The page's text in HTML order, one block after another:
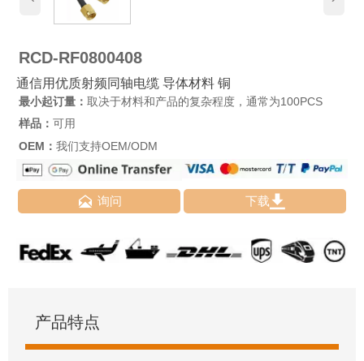
RCD-RF0800408
通信用优质射频同轴电缆 导体材料 铜
最小起订量： 取决于材料和产品的复杂程度，通常为100PCS
样品： 可用
OEM： 我们支持OEM/ODM
 询问 下载
产品特点